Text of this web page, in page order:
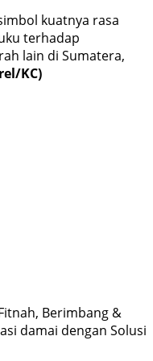
kuatnya rasa
terhadap
lain di Sumatera,
KC)
Berimbang &
damai dengan Solusi